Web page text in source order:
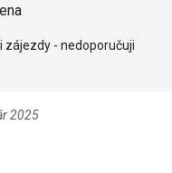
zájezdy - nedoporučuji
2025